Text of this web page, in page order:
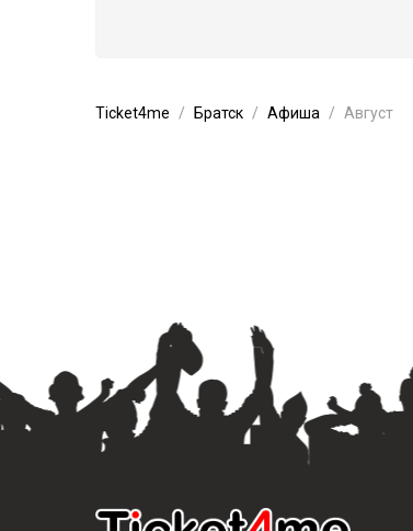
Ticket4me Братск Афиша Август